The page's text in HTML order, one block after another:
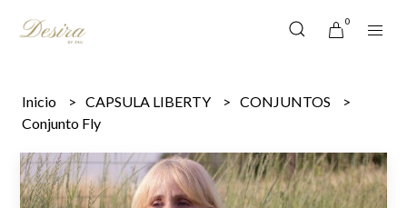
0
Inicio CAPSULA LIBERTY
CONJUNTOS
Conjunto Fly